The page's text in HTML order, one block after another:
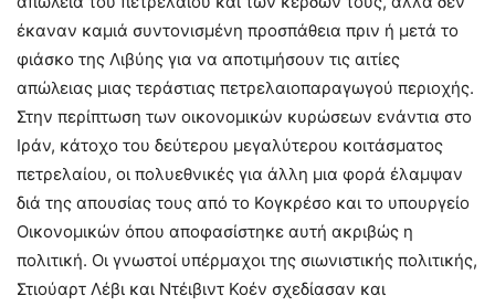
έκαναν καμιά συντονισμένη προσπάθεια πριν ή μετά το
φιάσκο της Λιβύης για να αποτιμήσουν τις αιτίες
απώλειας μιας τεράστιας πετρελαιοπαραγωγού περιοχής.
Στην περίπτωση των οικονομικών κυρώσεων ενάντια στο
Ιράν, κάτοχο του δεύτερου μεγαλύτερου κοιτάσματος
πετρελαίου, οι πολυεθνικές για άλλη μια φορά έλαμψαν
διά της απουσίας τους από το Κογκρέσο και το υπουργείο
Οικονομικών όπου αποφασίστηκε αυτή ακριβώς η
πολιτική. Οι γνωστοί υπέρμαχοι της σιωνιστικής πολιτικής,
Στιούαρτ Λέβι και Ντέιβιντ Κοέν σχεδίασαν και